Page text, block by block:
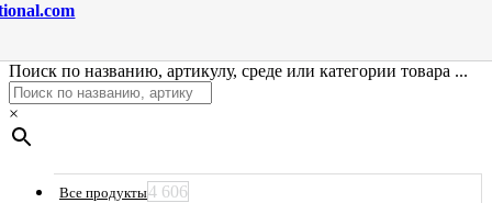
Поиск по названию, артикулу, среде или категории товара ...
×
Все продукты4 606